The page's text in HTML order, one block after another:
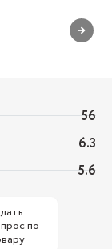
→
56
6.3
5.6
по